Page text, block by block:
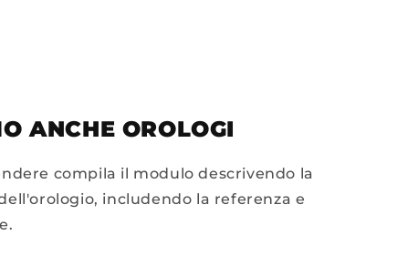
ANCHE OROLOGI
compila il modulo descrivendo la
includendo la referenza e